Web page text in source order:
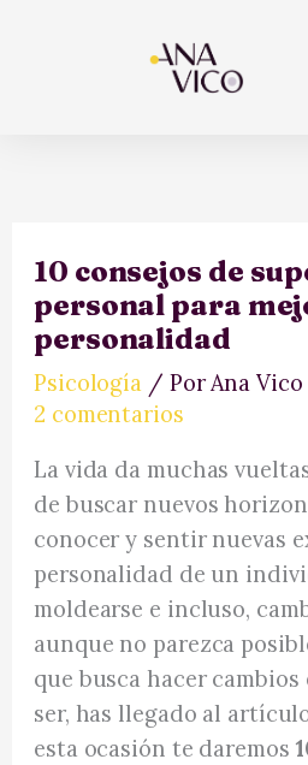
10 consejos de
personal para
personalidad
Psicología / PorAna Vico
2 comentarios
La vida da muchas
de buscar nuevos
conocer y sentir nuevas
personalidad de un
moldearse e incluso,
aunque no parezca
que busca hacer cambios
ser, has llegado al
esta ocasión te daremos